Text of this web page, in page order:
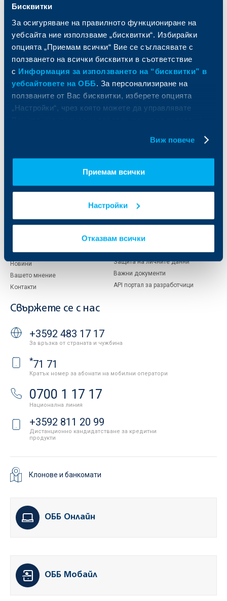
Бисквитки
За осигуряване на правилното функциониране на
уебсайта ние използваме „бисквитки“. Избирайки
опцията „Приемам всички“ Вие се съгласявате с
ползването на всички бисквитки в съответствие
с Информация за използването на “бисквитки” в
уебсайтовете на ОББ. За персонализиране на
ползваните от Вас бисквитки, изберете опцията
„Настройки“, чрез която можете да управлявате
Виж повече
Приемам всички
Настройки
Отказвам всички
Карти
Сметки и плащания
Кредити
Спестявания и инвестиции
Застраховки
Актуализация на клиентски данни
Управление на парични средства
Търговско финансиране
ПОС терминали
Кредити за собственици на фирми
Финансови институции и суверени
За KBC Груп
Европейско финансиране
Тарифи и общи условия
Кариери
Новини
Вашето мнение
Контакти
ОББ Интерлийз
ОББ Пенсионно осигуряване
ОББ Застрахователен брокер
Условия за ползване на сайта
Защита на личните данни
Важни документи
API портал за разработчици
Свържете се с нас
+3592 483 17 17
За връзка от страната и чужбина
*71 71
Кратък номер за абонати на мобилни оператори
0700 1 17 17
Национална линия
+3592 811 20 99
Дистанционно кандидатстване за кредитни
продукти
Клонове и банкомати
ОББ Онлайн
ОББ Мобайл